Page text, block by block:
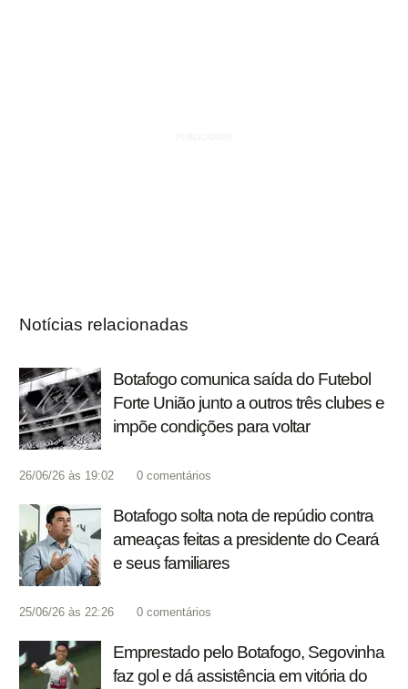
Notícias relacionadas
Botafogo comunica saída do Futebol
Forte União junto a outros três clubes e
impõe condições para voltar
26/06/26 às 19:02 0 comentários
Botafogo solta nota de repúdio contra
ameaças feitas a presidente do Ceará
e seus familiares
25/06/26 às 22:26 0 comentários
Emprestado pelo Botafogo, Segovinha
faz gol e dá assistência em vitória do